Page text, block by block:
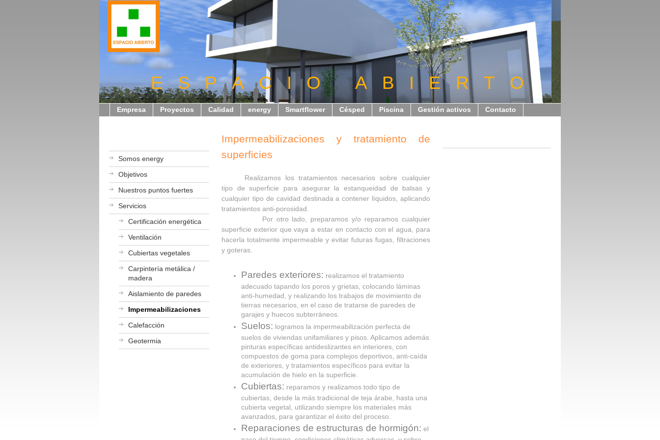
E S P A C I O A B I E R T O
Empresa Proyectos Calidad energy Smartflower Césped Piscina Gestión activos Contacto
Somos energy
Objetivos
Nuestros puntos fuertes
Servicios
Certificación energética
Ventilación
Cubiertas vegetales
Carpintería metálica /
madera
Aislamiento de paredes
Impermeabilizaciones
Calefacción
Geotermia
Impermeabilizaciones y tratamiento de
superficies
Realizamos los tratamientos necesarios sobre cualquier
tipo de superficie para asegurar la estanqueidad de balsas y
cualquier tipo de cavidad destinada a contener líquidos, aplicando
tratamientos anti-porosidad.
Por otro lado, preparamos y/o reparamos cualquier
superficie exterior que vaya a estar en contacto con el agua, para
hacerla totalmente impermeable y evitar futuras fugas, filtraciones
y goteras.
Paredes exteriores: realizamos el tratamiento
adecuado tapando los poros y grietas, colocando láminas
anti-humedad, y realizando los trabajos de movimiento de
tierras necesarios, en el caso de tratarse de paredes de
garajes y huecos subterráneos.
Suelos: logramos la impermeabilización perfecta de
suelos de viviendas unifamiliares y pisos. Aplicamos además
pinturas específicas antideslizantes en interiores, con
compuestos de goma para complejos deportivos, anti-caída
de exteriores, y tratamientos específicos para evitar la
acumulación de hielo en la superficie.
Cubiertas: reparamos y realizamos todo tipo de
cubiertas, desde la más tradicional de teja árabe, hasta una
cubierta vegetal, utilizando siempre los materiales más
avanzados, para garantizar el éxito del proceso.
Reparaciones de estructuras de hormigón: el